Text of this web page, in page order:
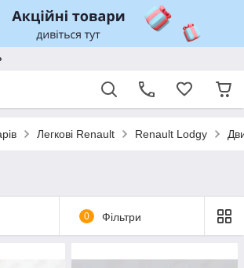
Легкові Renault Renault Lodgy
0 Фільтри